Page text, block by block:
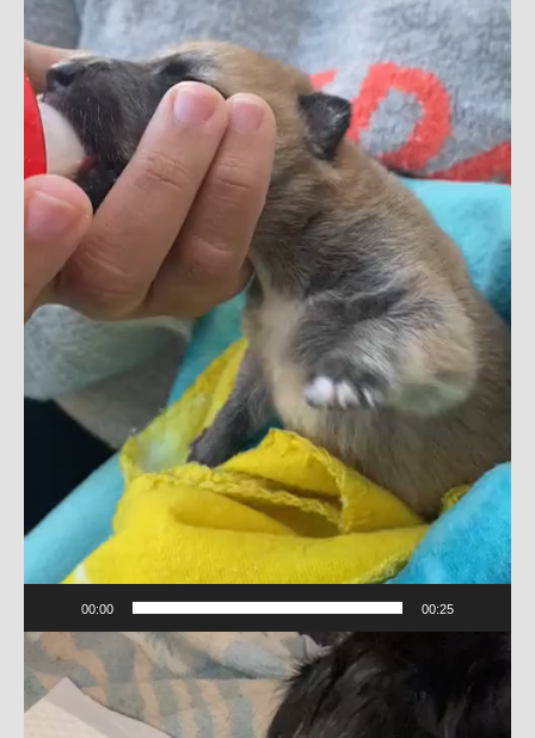
00:00 00:25
Videospeler